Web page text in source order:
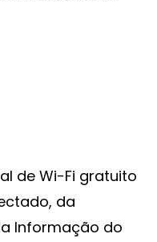
de Wi-Fi gratuito
da
Informação do